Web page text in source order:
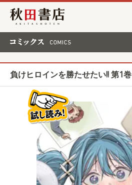
秋田書店
負けヒロインを勝たせたい!! 第1巻